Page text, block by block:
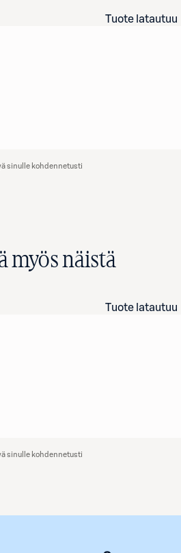
Tuote latautuu
sinulle kohdennetusti
myös näistä
Tuote latautuu
sinulle kohdennetusti